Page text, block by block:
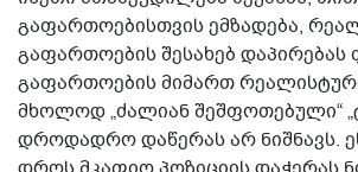
გაფართოებისთვის ემზადება,
გაფართოების შესახებ დაპირებას
გაფართოების მიმართ
მხოლოდ „ძალიან შეშფოთებული“
დროდადრო დაწერას არ ნიშნავს.